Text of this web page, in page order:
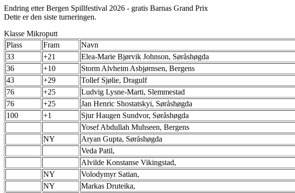
Endring etter Bergen Spillfestival 2026 - gratis Barnas Grand Prix
Dette er den siste turneringen.
Klasse Mikroputt
Plass
Fram Navn
33
+21 Elea-Marie Bjørvik Johnson, Søråshøgda
36
+10 Storm Alvheim Asbjørnsen, Bergens
43
+29 Tollef Sjølie, Dragulf
76
+25 Ludvig Lysne-Marti, Slemmestad
76
+25 Jan Henric Shostatskyi, Søråshøgda
100
+1 Sjur Haugen Sundvor, Søråshøgda
Yosef Abdullah Muhseen, Bergens
NY
Aryan Gupta, Søråshøgda
Veda Patil,
Alvilde Konstanse Vikingstad,
NY
Volodymyr Satian,
NY
Markas Druteika,